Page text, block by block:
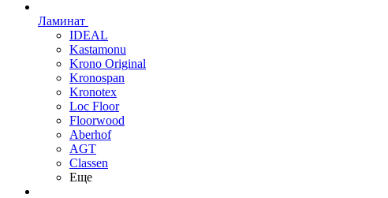
Ламинат
IDEAL
Kastamonu
Krono Original
Kronospan
Kronotex
Loc Floor
Floorwood
Aberhof
AGT
Classen
Еще